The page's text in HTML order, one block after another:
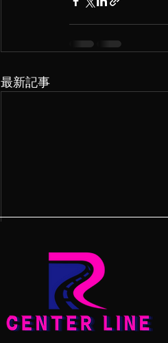
最新記事
クラス替え
コメント